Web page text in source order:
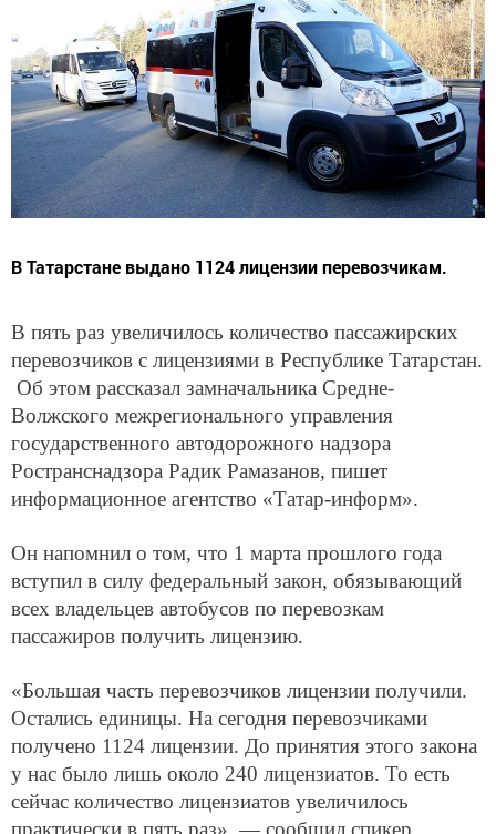
В Татарстане выдано 1124 лицензии перевозчикам.
В пять раз увеличилось количество пассажирских
перевозчиков с лицензиями в Республике Татарстан.
Об этом рассказал замначальника Средне-
Волжского межрегионального управления
государственного автодорожного надзора
Ространснадзора Радик Рамазанов, пишет
информационное агентство «Татар-информ».
Он напомнил о том, что 1 марта прошлого года
вступил в силу федеральный закон, обязывающий
всех владельцев автобусов по перевозкам
пассажиров получить лицензию.
«Большая часть перевозчиков лицензии получили.
Остались единицы. На сегодня перевозчиками
получено 1124 лицензии. До принятия этого закона
у нас было лишь около 240 лицензиатов. То есть
сейчас количество лицензиатов увеличилось